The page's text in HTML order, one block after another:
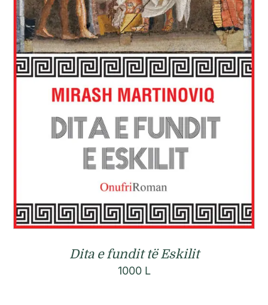
Dita e fundit të Eskilit
1000 L